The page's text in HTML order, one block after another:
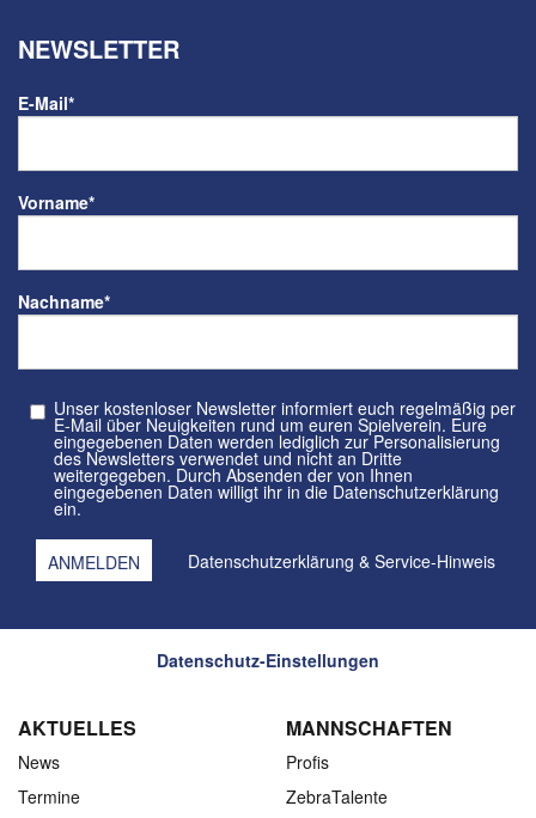
NEWSLETTER
E-Mail*
Vorname*
Nachname*
Unser kostenloser Newsletter informiert euch regelmäßig per
E-Mail über Neuigkeiten rund um euren Spielverein. Eure
eingegebenen Daten werden lediglich zur Personalisierung
des Newsletters verwendet und nicht an Dritte
weitergegeben. Durch Absenden der von Ihnen
eingegebenen Daten willigt ihr in die Datenschutzerklärung
ein.
Datenschutzerklärung & Service-Hinweis
Datenschutz-Einstellungen
AKTUELLES
News
Termine
MANNSCHAFTEN
Profis
ZebraTalente